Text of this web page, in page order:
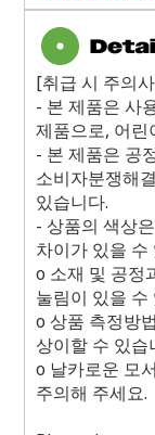
[취급 시 주의
- 본 제품은 사
제품으로, 어린
- 본 제품은 공
소비자분쟁해
있습니다.
- 상품의 색상
차이가 있을 수
o 소재 및 공정
눌림이 있을 수
o 상품 측정방
상이할 수 있습
o 날카로운 모
주의해 주세요.